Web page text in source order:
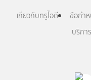
เกี่ยวกับทรูไอดี ข้อกำห
บริกา